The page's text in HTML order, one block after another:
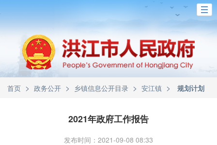
首页 > 政务公开 > 乡镇信息公开目录 > 安江镇 > 规划计划
2021年政府工作报告
发布时间：2021-09-08 08:33